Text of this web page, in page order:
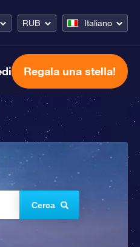
RUB Italiano
Regala una stella!
Cerca